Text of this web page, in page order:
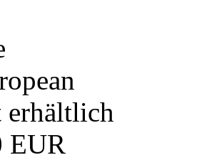
erhältlich
EUR